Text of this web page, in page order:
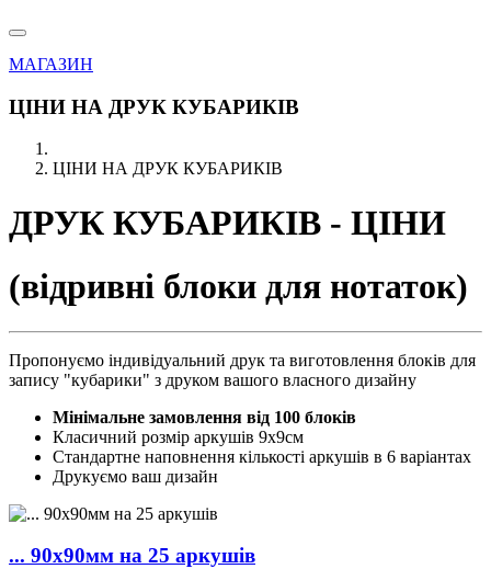
МАГАЗИН
ЦІНИ НА ДРУК КУБАРИКІВ
ЦІНИ НА ДРУК КУБАРИКІВ
ДРУК КУБАРИКІВ - ЦІНИ
(відривні блоки для нотаток)
Пропонуємо індивідуальний друк та виготовлення блоків для
запису "кубарики" з друком вашого власного дизайну
Мінімальне замовлення від 100 блоків
Класичний розмір аркушів 9х9см
Стандартне наповнення кількості аркушів в 6 варіантах
Друкуємо ваш дизайн
... 90х90мм на 25 аркушів